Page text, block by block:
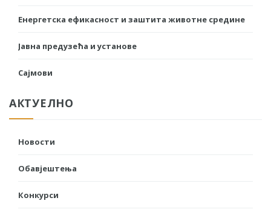
Енергетска ефикасност и заштита животне средине
Јавна предузећа и установе
Сајмови
АКТУЕЛНО
Новости
Обавјештења
Конкурси